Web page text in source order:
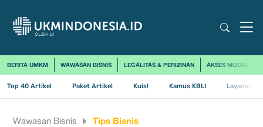
BERITA UMKM WAWASAN BISNIS LEGALITAS & PERIZINAN AKSES MODAL
Top 40 Artikel Paket Artikel Kuis! Kamus KBLI Layanan
Wawasan Bisnis Tips Bisnis